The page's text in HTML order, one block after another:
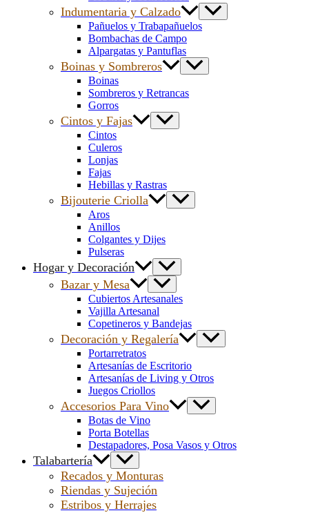
Indumentaria y Calzado
Pañuelos y Trabapañuelos
Bombachas de Campo
Alpargatas y Pantuflas
Boinas y Sombreros
Boinas
Sombreros y Retrancas
Gorros
Cintos y Fajas
Cintos
Culeros
Lonjas
Fajas
Hebillas y Rastras
Bijouterie Criolla
Aros
Anillos
Colgantes y Dijes
Pulseras
Hogar y Decoración
Bazar y Mesa
Cubiertos Artesanales
Vajilla Artesanal
Copetineros y Bandejas
Decoración y Regalería
Portarretratos
Artesanías de Escritorio
Artesanías de Living y Otros
Juegos Criollos
Accesorios Para Vino
Botas de Vino
Porta Botellas
Destapadores, Posa Vasos y Otros
Talabartería
Recados y Monturas
Riendas y Sujeción
Estribos y Herrajes